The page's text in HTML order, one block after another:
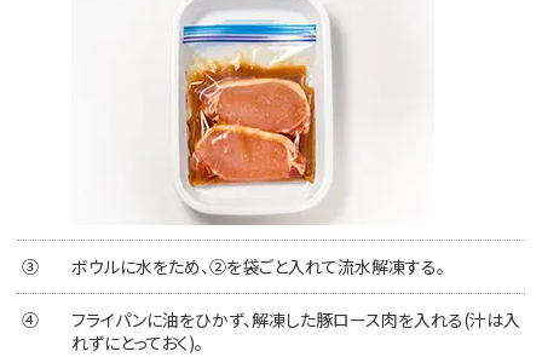
③ ボウルに水をため、②を袋ごと入れて流水解凍する。
④
フライパンに油をひかず、解凍した豚ロース肉を入れる(汁は入
れずにとっておく)。